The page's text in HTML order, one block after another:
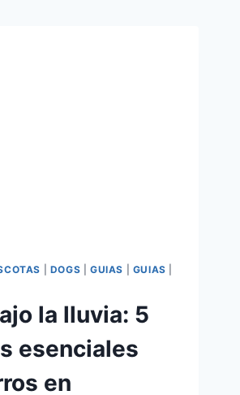
DOGS GUIAS GUIAS
la lluvia: 5
esenciales
en